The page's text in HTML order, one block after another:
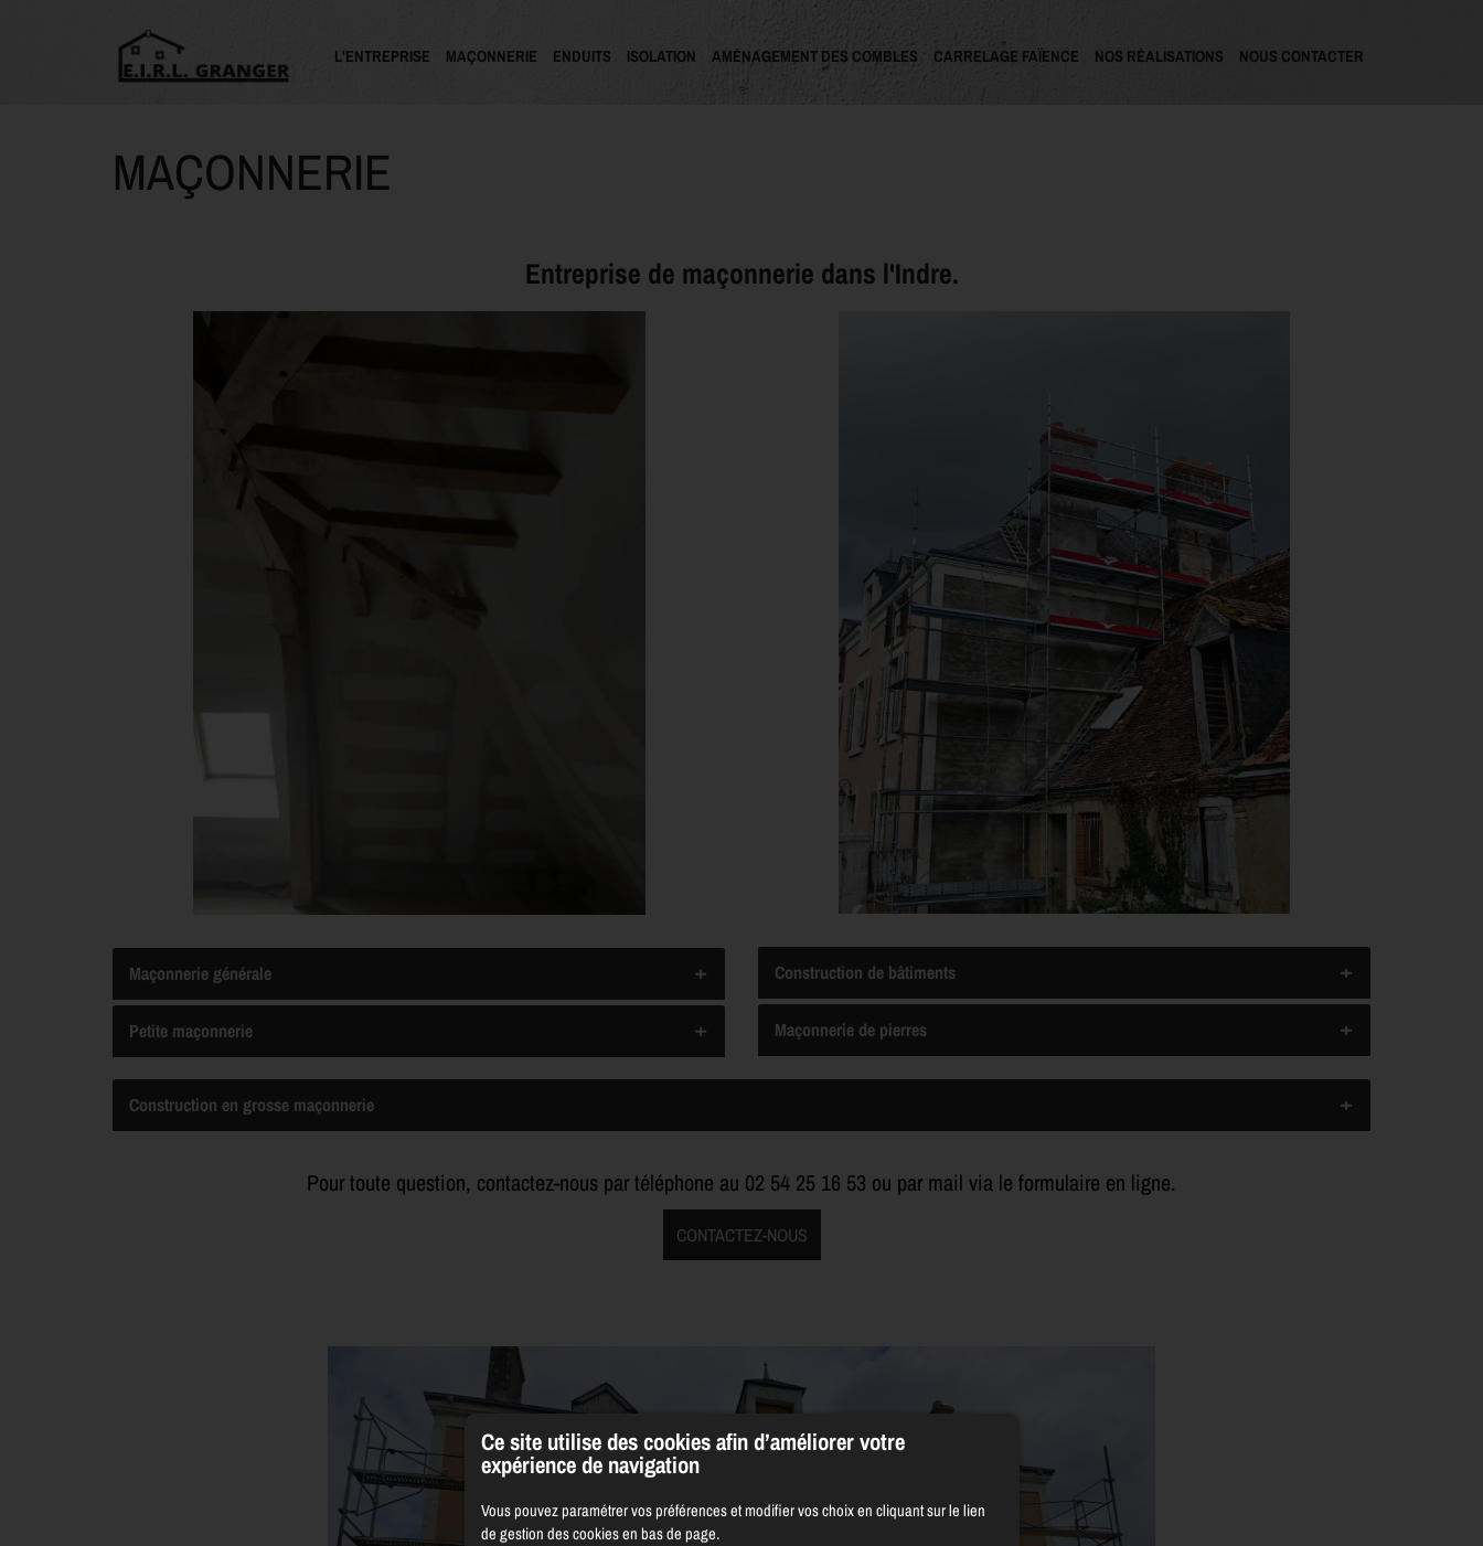
L'ENTREPRISE MAÇONNERIE ENDUITS ISOLATION AMÉNAGEMENT DES COMBLES CARRELAGE FAÏENCE NOS RÉALISATIONS NOUS CONTACTER
Entreprise de maçonnerie dans l'Indre.
Maçonnerie générale
Petite maçonnerie
Construction de bâtiments
Maçonnerie de pierres
Construction en grosse maçonnerie
Pour toute question, contactez-nous par téléphone au 02 54 25 16 53 ou par mail via le formulaire en ligne.
CONTACTEZ-NOUS
MAÇONNERIE
Ce site utilise des cookies afin d’améliorer votre
expérience de navigation
Vous pouvez paramétrer vos préférences et modifier vos choix en cliquant sur le lien
de gestion des cookies en bas de page.